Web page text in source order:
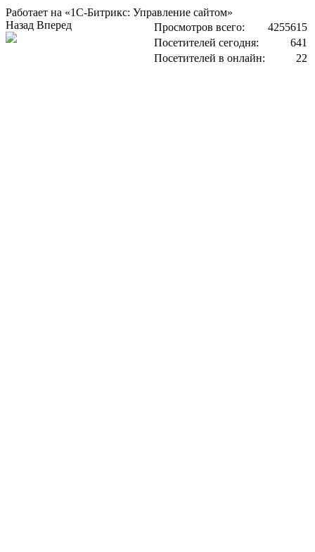
Работает на «1С-Битрикс: Управление сайтом»
Просмотров всего:
4255615
Посетителей сегодня:
641
Посетителей в онлайн:
22
Назад Вперед